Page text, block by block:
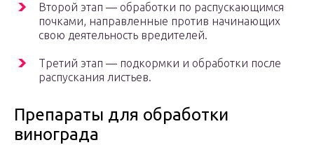
Второй этап — обработки по распускающимся
почками, направленные против начинающих
свою деятельность вредителей.
Третий этап — подкормки и обработки после
распускания листьев.
Препараты для обработки
винограда